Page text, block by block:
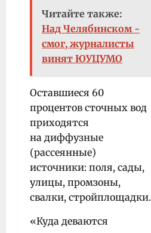
Читайте также:
Над Челябинском -
смог, журналисты
винят ЮУЦУМО
Оставшиеся 60
процентов сточных вод
приходятся
на диффузные
(рассеянные)
источники: поля, сады,
улицы, промзоны,
свалки, стройплощадки.
«Куда деваются